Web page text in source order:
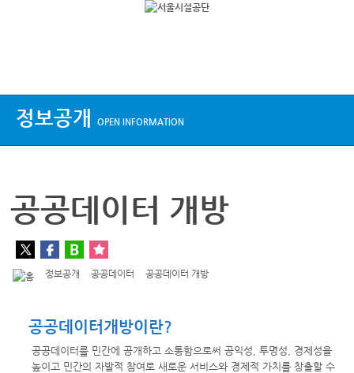
정보공개 OPEN INFORMATION
공공데이터 개방
정보공개 공공데이터 공공데이터 개방
공공데이터개방이란?
공공데이터를 민간에 공개하고 소통함으로써 공익성, 투명성, 경제성을
높이고 민간의 자발적 참여로 새로운 서비스와 경제적 가치를 창출할 수